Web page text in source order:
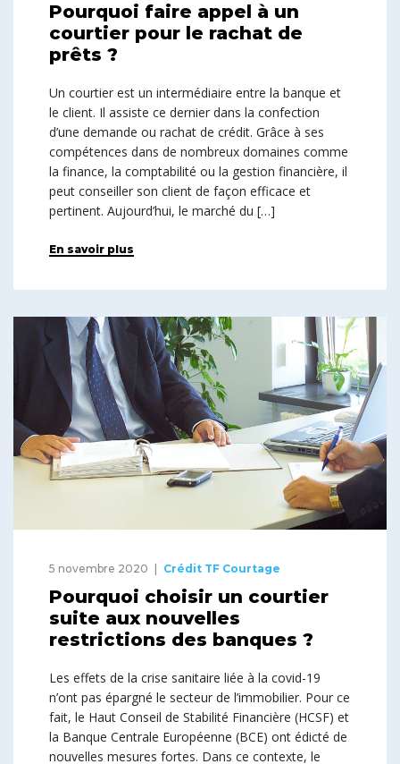
Pourquoi faire appel à un
courtier pour le rachat de
prêts ?
Un courtier est un intermédiaire entre la banque et
le client. Il assiste ce dernier dans la confection
d’une demande ou rachat de crédit. Grâce à ses
compétences dans de nombreux domaines comme
la finance, la comptabilité ou la gestion financière, il
peut conseiller son client de façon efficace et
pertinent. Aujourd’hui, le marché du […]
En savoir plus
5 novembre 2020 Crédit TF Courtage
Pourquoi choisir un courtier
suite aux nouvelles
restrictions des banques ?
Les effets de la crise sanitaire liée à la covid-19
n’ont pas épargné le secteur de l’immobilier. Pour ce
fait, le Haut Conseil de Stabilité Financière (HCSF) et
la Banque Centrale Européenne (BCE) ont édicté de
nouvelles mesures fortes. Dans ce contexte, le